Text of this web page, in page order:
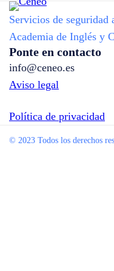
Servicios de
Academia de Inglés y
Ponte en contacto
info@ceneo.es
Aviso legal
Política de privacidad
© 2023 Todos los derechos